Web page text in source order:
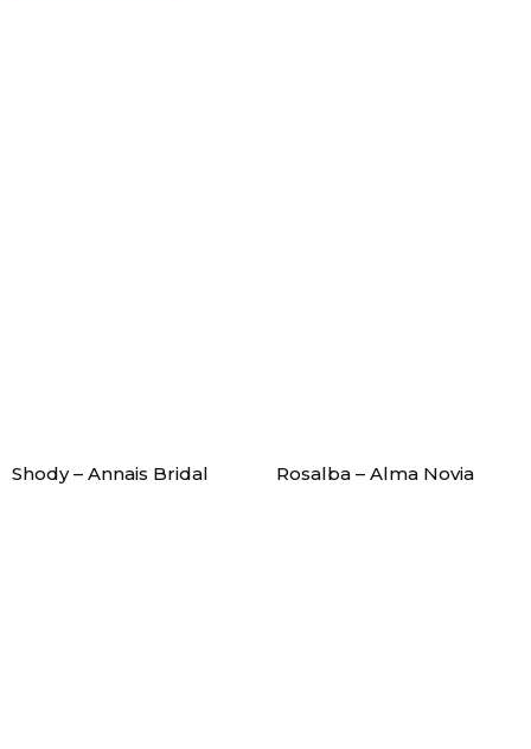
Shody – Annais Bridal Rosalba – Alma Novia